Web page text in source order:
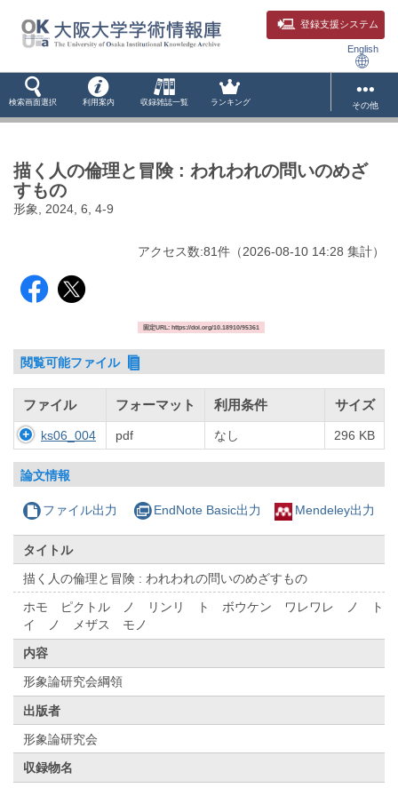
登録支援システム
English
検索画面選択 利用案内 収録雑誌一覧 ランキング その他
描く人の倫理と冒険 : われわれの問いのめざ
すもの
形象, 2024, 6, 4-9
アクセス数:81件 （2026-08-10 14:28 集計）
固定URL: https://doi.org/10.18910/95361
閲覧可能ファイル
ファイル フォーマット 利用条件 サイズ
ks06_004 pdf なし 296 KB
論文情報
ファイル出力 EndNote Basic出力 Mendeley出力
タイトル
描く人の倫理と冒険 : われわれの問いのめざすもの
ホモ ピクトル ノ リンリ ト ボウケン ワレワレ ノ ト
イ ノ メザス モノ
内容
形象論研究会綱領
出版者
形象論研究会
収録物名